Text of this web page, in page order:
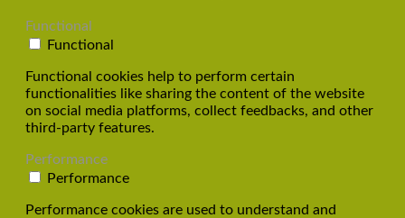
Functional
Functional
Functional cookies help to perform certain
functionalities like sharing the content of the website
on social media platforms, collect feedbacks, and other
third-party features.
Performance
Performance
Performance cookies are used to understand and